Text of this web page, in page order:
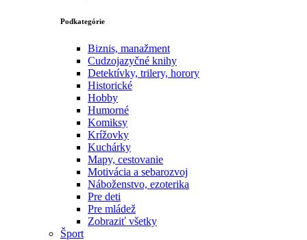
Podkategórie
Biznis, manažment
Cudzojazyčné knihy
Detektívky, trilery, horory
Historické
Hobby
Humorné
Komiksy
Krížovky
Kuchárky
Mapy, cestovanie
Motivácia a sebarozvoj
Náboženstvo, ezoterika
Pre deti
Pre mládež
Zobraziť všetky
Šport